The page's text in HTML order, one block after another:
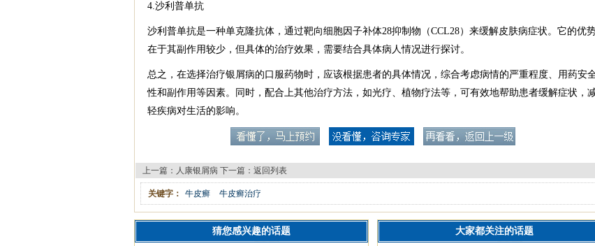
4.沙利普单抗
沙利普单抗是一种单克隆抗体，通过靶向细胞因子补体28抑制物（CCL28）来缓解皮肤病症状。它的优
在于其副作用较少，但具体的治疗效果，需要结合具体病人情况进行探讨。
总之，在选择治疗银屑病的口服药物时，应该根据患者的具体情况，综合考虑病情的严重程度、用药安
性和副作用等因素。同时，配合上其他治疗方法，如光疗、植物疗法等，可有效地帮助患者缓解症状，
轻疾病对生活的影响。
上一篇： 人康银屑病 下一篇： 返回列表
关键字： 牛皮癣 牛皮癣治疗
猜您感兴趣的话题 大家都关注的话题